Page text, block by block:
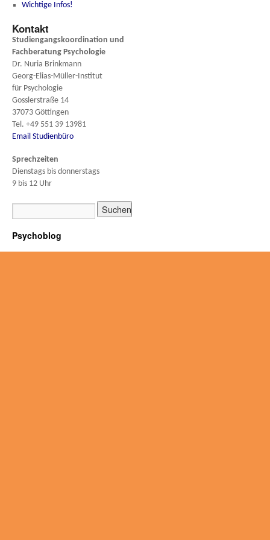
Wichtige Infos!
Kontakt
Studiengangskoordination und
Fachberatung Psychologie
Dr. Nuria Brinkmann
Georg-Elias-Müller-Institut
für Psychologie
Gosslerstraße 14
37073 Göttingen
Tel. +49 551 39 13981
Email Studienbüro
Sprechzeiten
Dienstags bis donnerstags
9 bis 12 Uhr
Psychoblog